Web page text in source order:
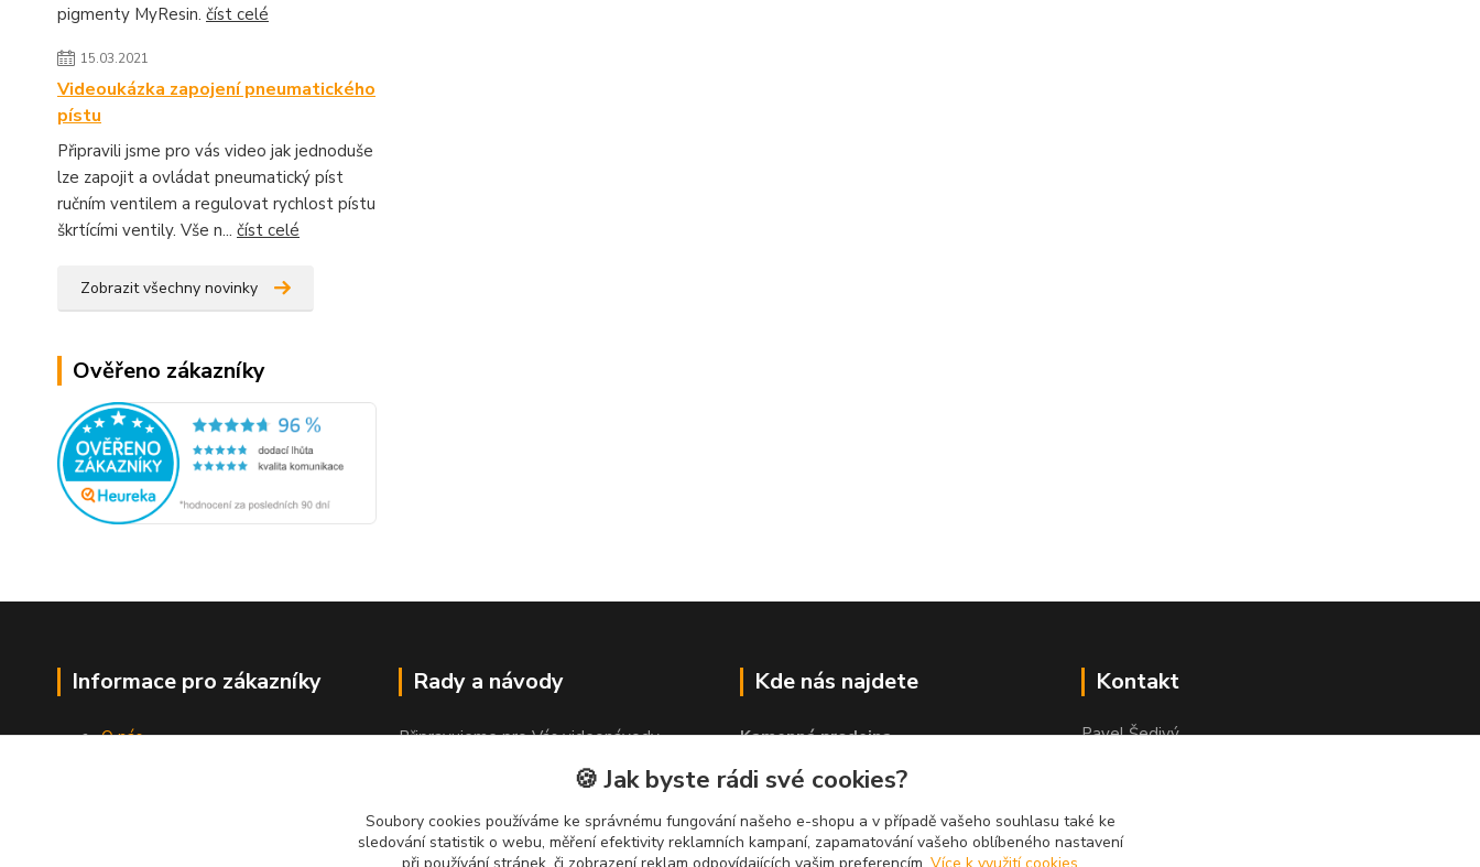
pigmenty MyResin. číst celé
15.03.2021
Videoukázka zapojení pneumatického
pístu
Připravili jsme pro vás video jak jednoduše
lze zapojit a ovládat pneumatický píst
ručním ventilem a regulovat rychlost pístu
škrtícími ventily. Vše n... číst celé
Zobrazit všechny novinky
Ověřeno zákazníky
Informace pro zákazníky
O nás
Rady a návody
Připravujeme pro Vás videonávody
Kde nás najdete
Kamenná prodejna
Hlinská 579
370 01 České Budějovice
Kontakt
Pavel Šedivý
lepidla@prolep.cz
🍪 Jak byste rádi své cookies?
Soubory cookies používáme ke správnému fungování našeho e-shopu a v případě vašeho souhlasu také ke
sledování statistik o webu, měření efektivity reklamních kampaní, zapamatování vašeho oblíbeného nastavení